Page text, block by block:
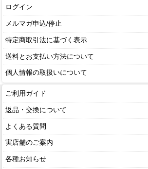
ログイン
メルマガ申込/停止
特定商取引法に基づく表示
送料とお支払い方法について
個人情報の取扱いについて
ご利用ガイド
返品・交換について
よくある質問
実店舗のご案内
各種お知らせ